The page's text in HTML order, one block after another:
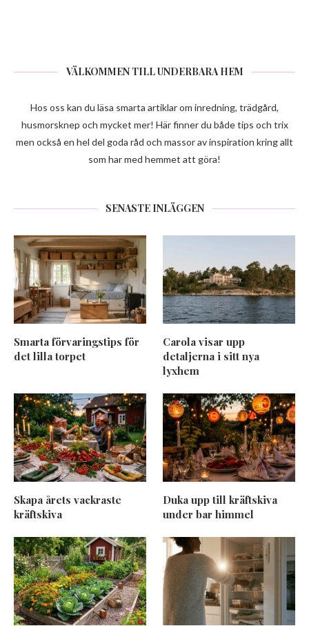
VÄLKOMMEN TILL UNDERBARA HEM
Hos oss kan du läsa smarta artiklar om inredning, trädgård,
husmorsknep och mycket mer! Här finner du både tips och trix
men också en hel del goda råd och massor av inspiration kring allt
som har med hemmet att göra!
SENASTE INLÄGGEN
Smarta förvaringstips för
det lilla torpet
Carola visar upp
detaljerna i sitt nya
lyxhem
Skapa årets vackraste
kräftskiva
Duka upp till kräftskiva
under bar himmel